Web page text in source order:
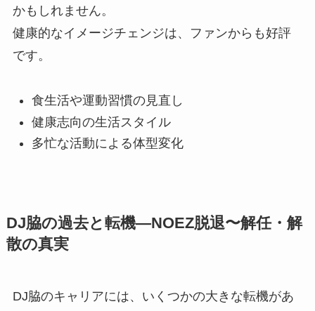
かもしれません。
健康的なイメージチェンジは、ファンからも好評
です。
食生活や運動習慣の見直し
健康志向の生活スタイル
多忙な活動による体型変化
DJ脇の過去と転機―NOEZ脱退〜解任・解
散の真実
DJ脇のキャリアには、いくつかの大きな転機があ